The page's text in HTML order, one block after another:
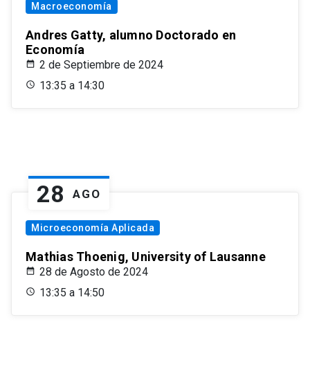
Macroeconomía
Andres Gatty, alumno Doctorado en
Economía
2 de Septiembre de 2024
13:35 a 14:30
28 AGO
Microeconomía Aplicada
Mathias Thoenig, University of Lausanne
28 de Agosto de 2024
13:35 a 14:50